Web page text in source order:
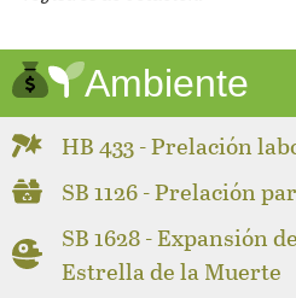
Ambiente
HB 433 - Prelación
SB 1126 - Prelación
SB 1628 - Expansión
Estrella de la Muerte